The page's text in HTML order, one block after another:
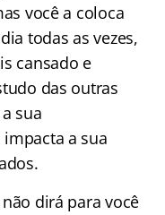
você a coloca
todas as vezes,
cansado e
das outras
sua
a sua
dirá para você